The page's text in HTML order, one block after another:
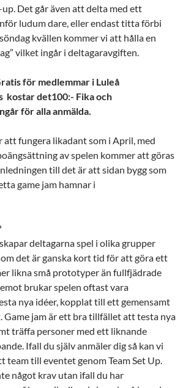
up. Det går även att delta med ett
ludum dare, eller endast titta förbi
kvällen kommer vi att hålla en
vilket ingår i deltagaravgiften.
för medlemmar i Luleå
kostar det100:- Fika och
för alla anmälda.
att fungera likadant som i April, med
av spelen kommer att göras
till det är att sidan bygg som
game jam hamnar i
deltagarna spel i olika grupper
det är ganska kort tid för att göra ett
likna små prototyper än fullfjädrade
brukar spelen oftast vara
nya idéer, kopplat till ett gemensamt
Game jam är ett bra tillfället att testa nya
träffa personer med ett liknande
Ifall du själv anmäler dig så kan vi
team till eventet genom Team Set Up.
något krav utan ifall du har